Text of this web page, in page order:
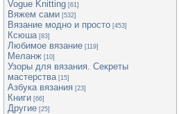
Vogue Knitting [61]
Вяжем сами [532]
Вязание модно и просто [453]
Ксюша [83]
Любимое вязание [119]
Меланж [10]
Узоры для вязания. Секреты
мастерства [15]
Азбука вязания [23]
Книги [66]
Другие [25]